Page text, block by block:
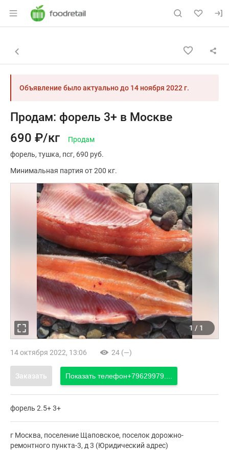
Раздел навигации по сайту
Объявление: Продам: форель
Навигация и управление объявлением
Назад к списку объявлений
Объявление было актуально до 14 ноября 2022 г.
Продам: форель 3+ в Москве
690 ₽/кг
Продам
форель тушка псг 690 руб.
Минимальная партия от 200 кг.
1 / 1
14 октября 2022, 13:06 24 (—)
Заказать Показать телефон+79629979....
форель 2.5+ 3+
г Москва, поселение Щаповское, поселок дорожно-
ремонтного пункта-3, д 3 (Юридический адрес)